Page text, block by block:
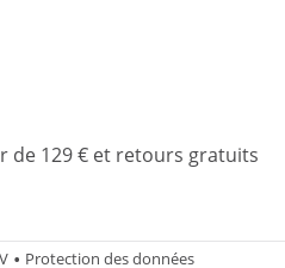
de 129 € et retours gratuits
Protection des données